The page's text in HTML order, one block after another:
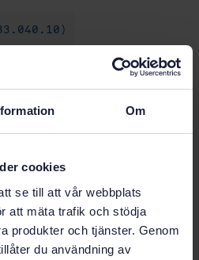
Om
cookies
se till att vår webbplats
att mäta trafik och stödja
produkter och tjänster. Genom
du användning av
av resterande
sammansättningar av
kapillärgaskromatografi -
(dynamiskt gasutrymme)